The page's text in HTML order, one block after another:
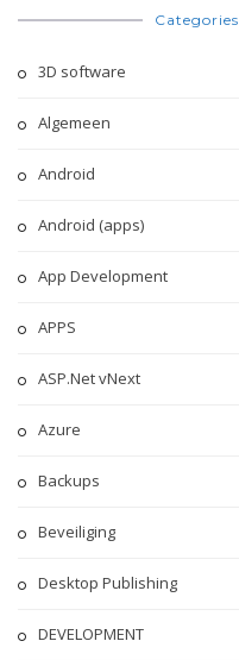
Categories
3D software
Algemeen
Android
Android (apps)
App Development
APPS
ASP.Net vNext
Azure
Backups
Beveiliging
Desktop Publishing
DEVELOPMENT